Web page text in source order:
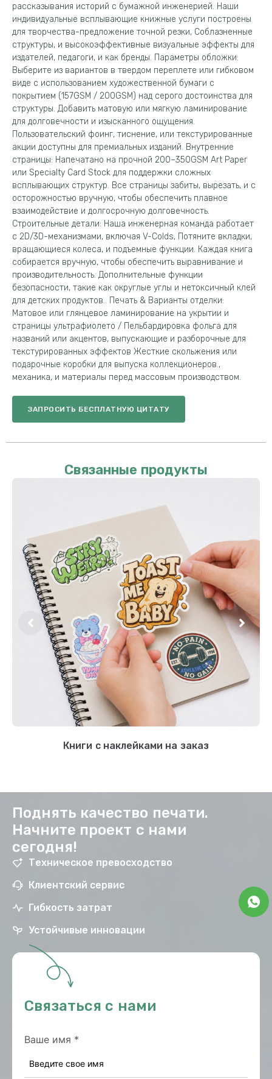
рассказывания историй с бумажной инженерией. Наши
индивидуальные всплывающие книжные услуги построены
для творчества-предложение точной резки, Соблазненные
структуры, и высокоэффективные визуальные эффекты для
издателей, педагоги, и как бренды. Параметры обложки:
Выберите из вариантов в твердом переплете или гибковом
виде с использованием художественной бумаги с
покрытием (157GSM / 200GSM) над серого достоинства для
структуры. Добавить матовую или мягкую ламинирование
для долговечности и изысканного ощущения.
Пользовательский фоинг, тиснение, или текстурированные
акции доступны для премиальных изданий. Внутренние
страницы: Напечатано на прочной 200–350GSM Art Paper
или Specialty Card Stock для поддержки сложных
всплывающих структур. Все страницы забиты, вырезать, и с
осторожностью вручную, чтобы обеспечить плавное
взаимодействие и долгосрочную долговечность.
Строительные детали: Наша инженерная команда работает
с 2D/3D-механизмами, включая V-Colds, Потяните вкладки,
вращающиеся колеса, и подъемные функции. Каждая книга
собирается вручную, чтобы обеспечить выравнивание и
производительность. Дополнительные функции
безопасности, такие как округлые углы и нетоксичный клей
для детских продуктов.. Печать & Варианты отделки:
Матовое или глянцевое ламинирование на укрытии и
страницы ультрафиолето / Пельбардировка фольга для
названий или акцентов, выпускающие и разборочные для
текстурированных эффектов Жесткие скольжения или
подарочные коробки для выпуска коллекционеров.,
механика, и материалы перед массовым производством.
ЗАПРОСИТЬ БЕСПЛАТНУЮ ЦИТАТУ
Связанные продукты
Книги с наклейками на заказ
Поднять качество печати.
Начните проект с нами
сегодня!
Техническое превосходство
Клиентский сервис
Гибкость затрат
Устойчивые инновации
Связаться с нами
Ваше имя *